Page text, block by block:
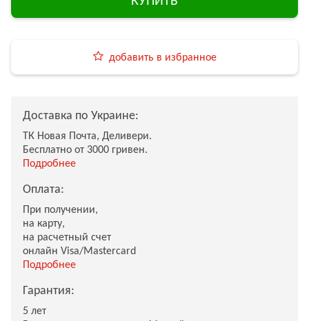
добавить в избранное
Доставка по Украине:
ТК Новая Почта, Деливери.
Бесплатно от 3000 гривен.
Подробнее
Оплата:
При получении,
на карту,
на расчетный счет
онлайн Visa/Mastercard
Подробнее
Гарантия:
5 лет